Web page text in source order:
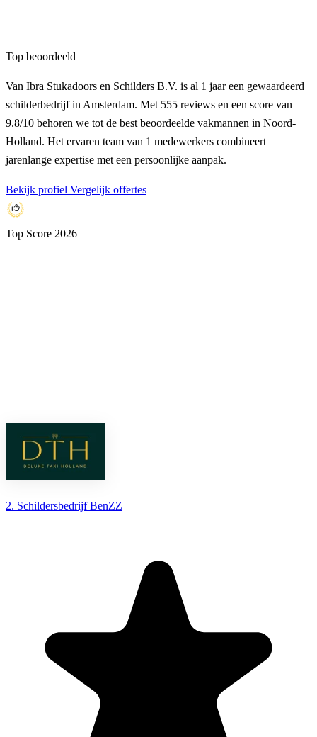
Top beoordeeld
Van Ibra Stukadoors en Schilders B.V. is al 1 jaar een gewaardeerd
schilderbedrijf in Amsterdam. Met 555 reviews en een score van
9.8/10 behoren we tot de best beoordeelde vakmannen in Noord-
Holland. Het ervaren team van 1 medewerkers combineert
jarenlange expertise met een persoonlijke aanpak.
Bekijk profiel Vergelijk offertes
Top Score 2026
2. Schildersbedrijf BenZZ